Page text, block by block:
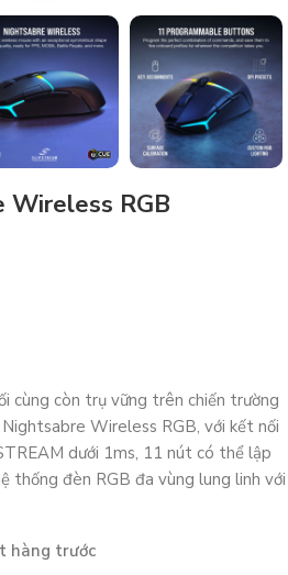
Wireless RGB
cùng còn trụ vững trên chiến trường
Wireless RGB, với kết nối
dưới 1ms, 11 nút có thể lập
thống đèn RGB đa vùng lung linh với
hàng trước